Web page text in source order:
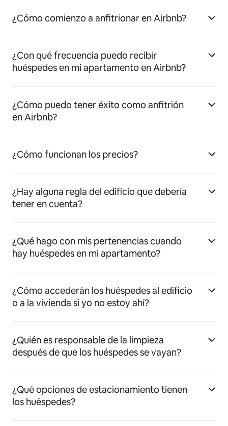
¿Cómo comienzo a anfitrionar en Airbnb?
¿Con qué frecuencia puedo recibir
huéspedes en mi apartamento en Airbnb?
¿Cómo puedo tener éxito como anfitrión
en Airbnb?
¿Cómo funcionan los precios?
¿Hay alguna regla del edificio que debería
tener en cuenta?
¿Qué hago con mis pertenencias cuando
hay huéspedes en mi apartamento?
¿Cómo accederán los huéspedes al edificio
o a la vivienda si yo no estoy ahí?
¿Quién es responsable de la limpieza
después de que los huéspedes se vayan?
¿Qué opciones de estacionamiento tienen
los huéspedes?